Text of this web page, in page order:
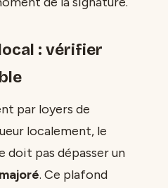
: vérifier
par loyers de
localement, le
doit pas dépasser un
. Ce plafond